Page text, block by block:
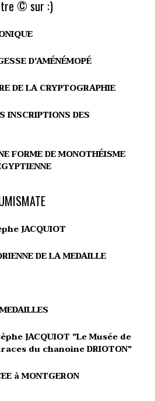
© sur :)
D'AMÉNÉMOPÉ
DE LA CRYPTOGRAPHIE
INSCRIPTIONS DES
FORME DE MONOTHÉISME
JACQUIOT
DE LA MEDAILLE
JACQUIOT "Le Musée de
du chanoine DRIOTON"
à MONTGERON